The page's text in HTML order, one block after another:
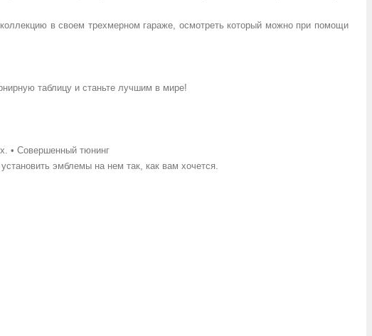
в своем трехмерном гараже, осмотреть который можно при помощи
таблицу и станьте лучшим в мире!
• Совершенный тюнинг
эмблемы на нем так, как вам хочется.